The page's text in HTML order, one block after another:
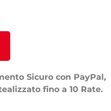
Sicuro con PayPal,
fino a 10 Rate.